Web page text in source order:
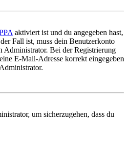
aktiviert ist und du angegeben hast,
Fall ist, muss dein Benutzerkonto
Administrator. Bei der Registrierung
E-Mail-Adresse korrekt eingegeben
um sicherzugehen, dass du